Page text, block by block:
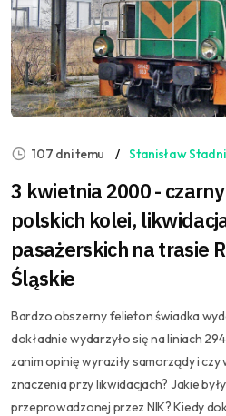
107 dni temu Stanisław
3 kwietnia 2000 -
polskich kolei,
pasażerskich na trasie
Śląskie
Bardzo obszerny felieton świadka
dokładnie wydarzyło się na liniach
zanim opinię wyraziły samorządy i
znaczenia przy likwidacjach? Jakie
przeprowadzonej przez NIK? Kiedy